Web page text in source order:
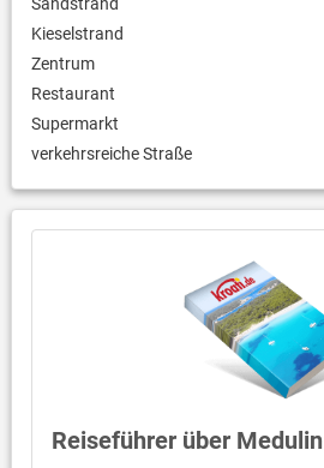
Sandstrand
Kieselstrand
Zentrum
Restaurant
Supermarkt
verkehrsreiche Straße
Reiseführer über Medulin